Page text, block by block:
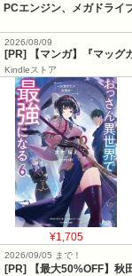
PCエンジン、メガドライ
2026/08/09
[PR] 【マンガ】『マッグ
Kindleストア
¥1,705
2026/09/05 まで！
[PR] 【最大50%OFF】秋